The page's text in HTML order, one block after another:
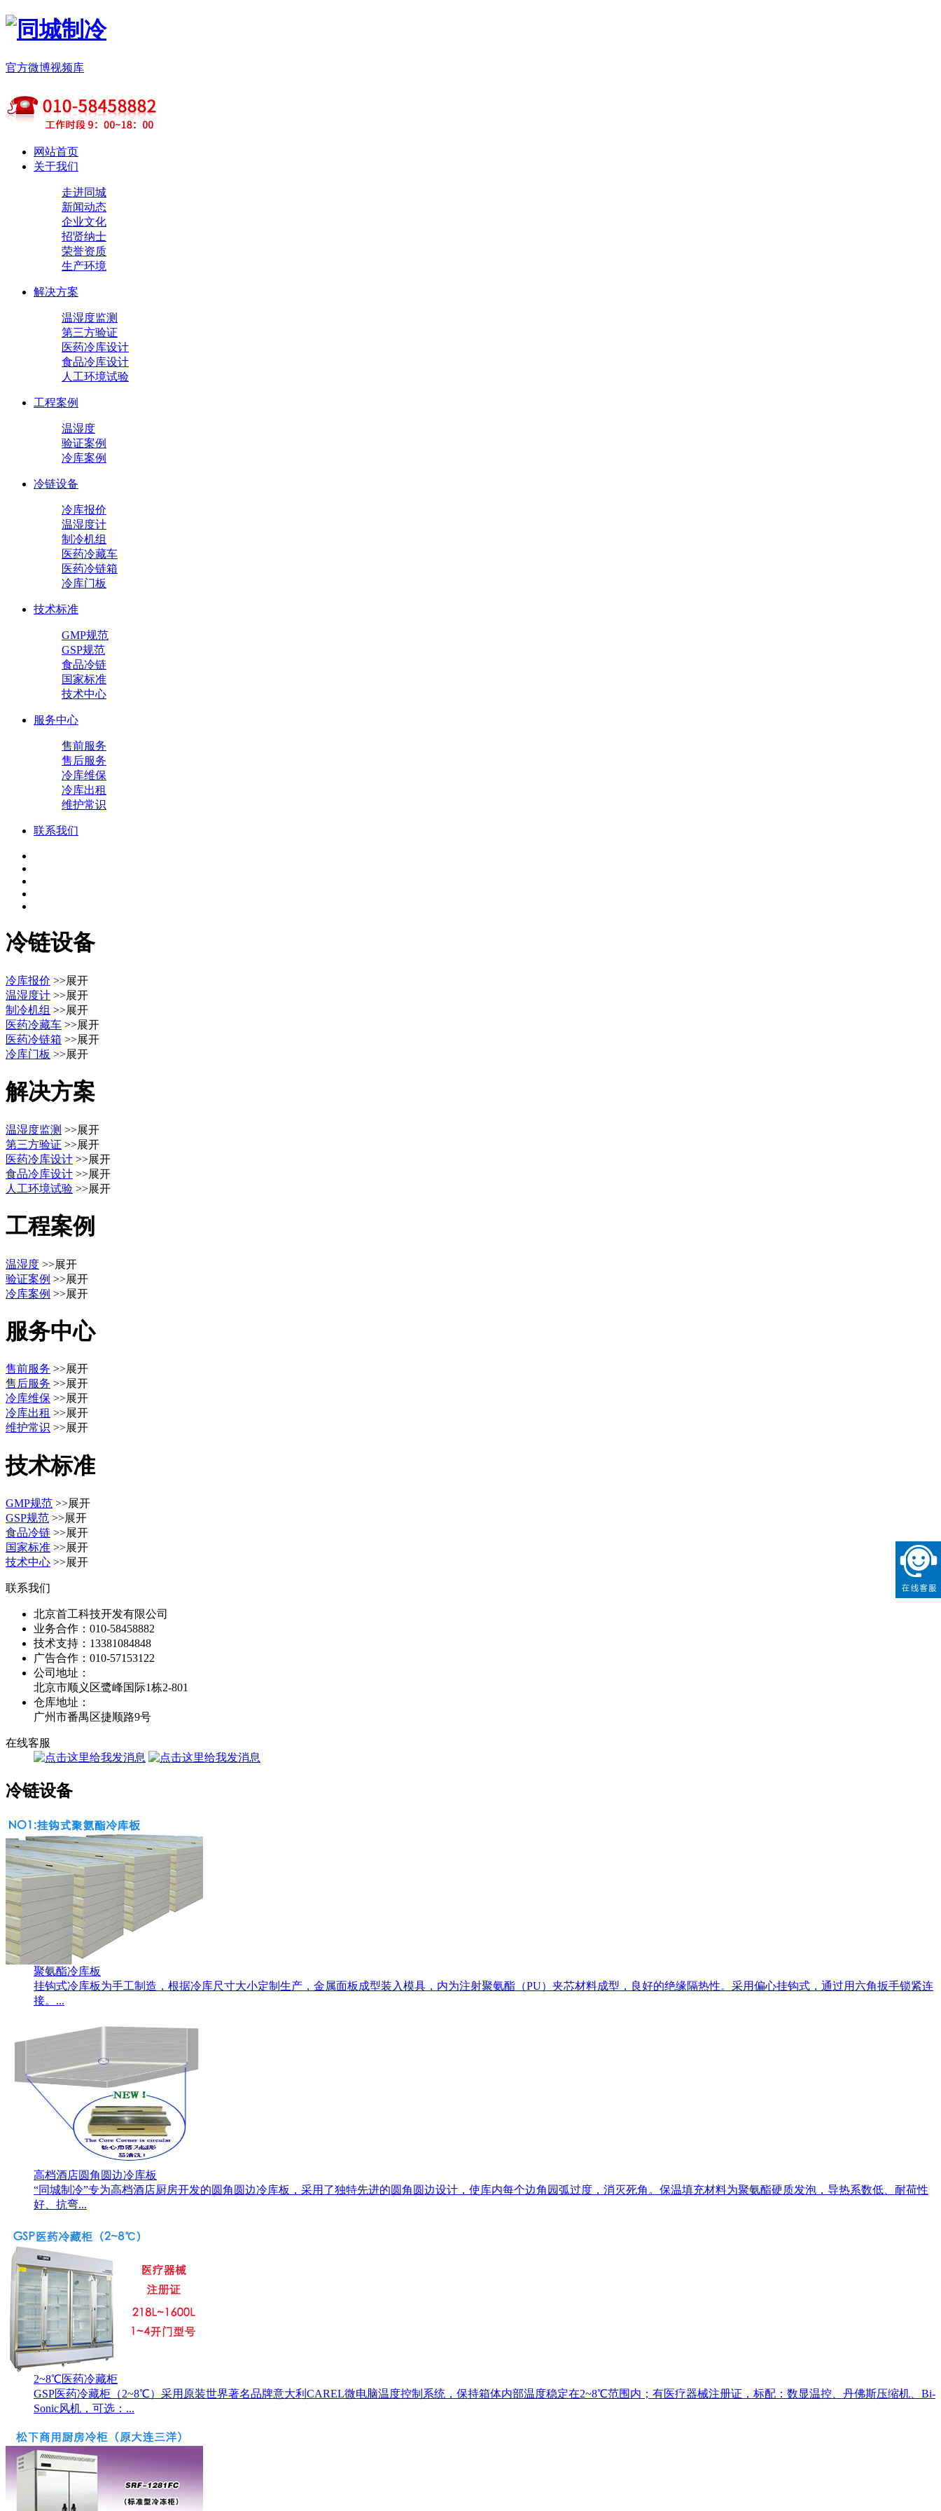
官方微博视频库
网站首页
关于我们
走进同城
新闻动态
企业文化
招贤纳士
荣誉资质
生产环境
解决方案
温湿度监测
第三方验证
医药冷库设计
食品冷库设计
人工环境试验
工程案例
温湿度
验证案例
冷库案例
冷链设备
冷库报价
温湿度计
制冷机组
医药冷藏车
医药冷链箱
冷库门板
技术标准
GMP规范
GSP规范
食品冷链
国家标准
技术中心
服务中心
售前服务
售后服务
冷库维保
冷库出租
维护常识
联系我们
冷链设备
冷库报价 >>展开
温湿度计 >>展开
制冷机组 >>展开
医药冷藏车 >>展开
医药冷链箱 >>展开
冷库门板 >>展开
解决方案
温湿度监测 >>展开
第三方验证 >>展开
医药冷库设计 >>展开
食品冷库设计 >>展开
人工环境试验 >>展开
工程案例
温湿度 >>展开
验证案例 >>展开
冷库案例 >>展开
服务中心
售前服务 >>展开
售后服务 >>展开
冷库维保 >>展开
冷库出租 >>展开
维护常识 >>展开
技术标准
GMP规范 >>展开
GSP规范 >>展开
食品冷链 >>展开
国家标准 >>展开
技术中心 >>展开
联系我们
北京首工科技开发有限公司
业务合作： 010-58458882
技术支持： 13381084848
广告合作： 010-57153122
公司地址：
北京市顺义区鹭峰国际1栋2-801
仓库地址：
广州市番禺区捷顺路9号
在线客服
冷链设备
聚氨酯冷库板
挂钩式冷库板为手工制造，根据冷库尺寸大小定制生产，金属面板成型装入模具，内为注射聚氨酯（PU）夹芯材料成型，良好的绝缘隔热性。采用偏心挂钩式，通过用六角扳手锁紧连
接。...
高档酒店圆角圆边冷库板
“同城制冷”专为高档酒店厨房开发的圆角圆边冷库板，采用了独特先进的圆角圆边设计，使库内每个边角园弧过度，消灭死角。保温填充材料为聚氨酯硬质发泡，导热系数低、耐荷性
好、抗弯...
2~8℃医药冷藏柜
GSP医药冷藏柜（2~8℃）采用原装世界著名品牌意大利CAREL微电脑温度控制系统，保持箱体内部温度稳定在2~8℃范围内；有医疗器械注册证，标配：数显温控、丹佛斯压缩机、Bi-
Sonic风机，可选：...